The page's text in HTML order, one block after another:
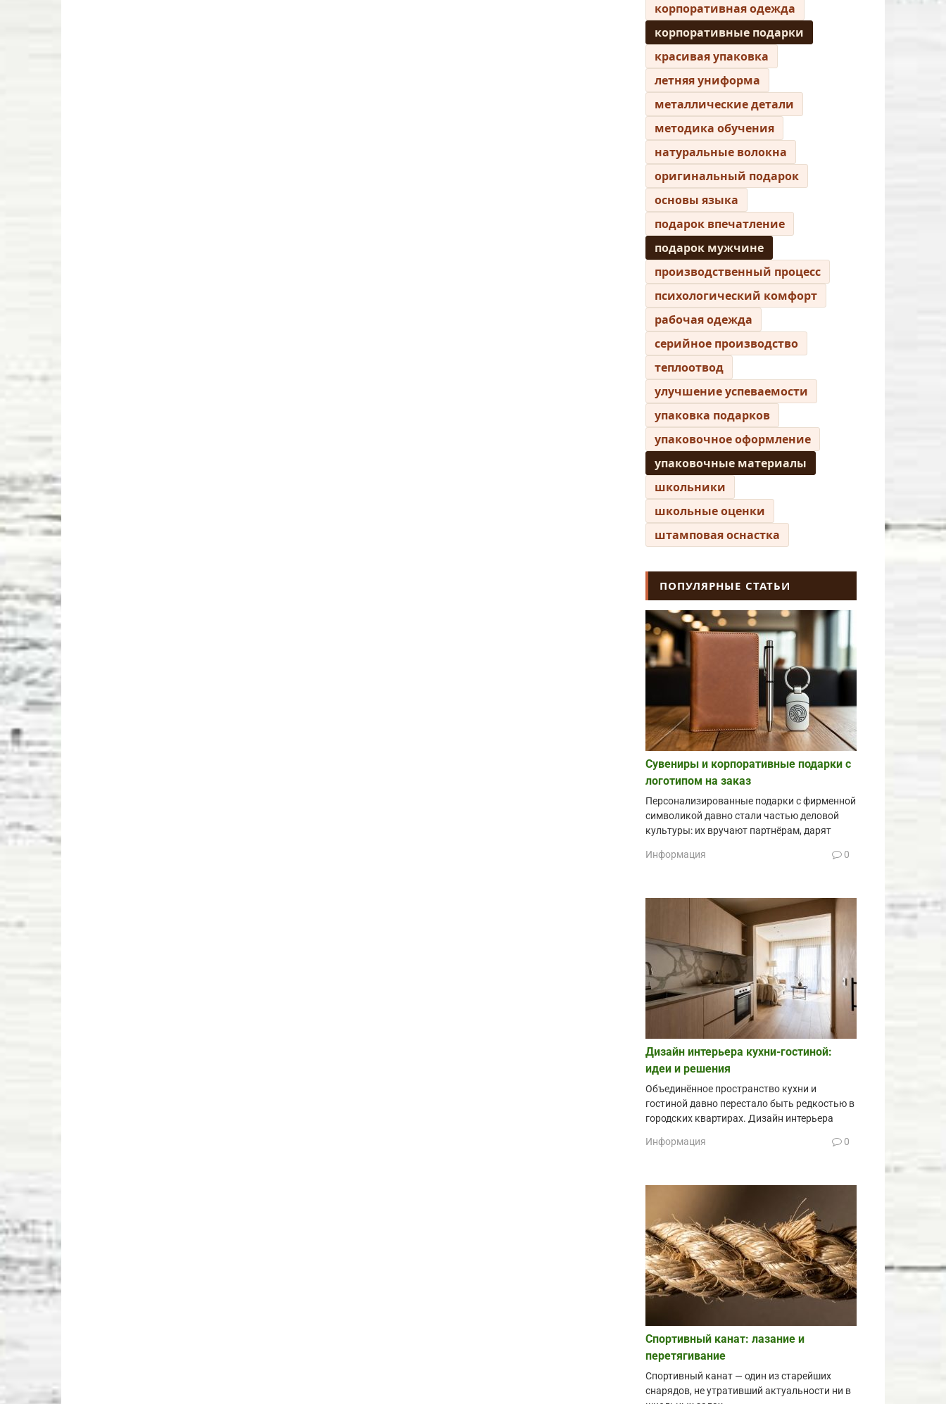
корпоративная одежда
корпоративные подарки
красивая упаковка
летняя униформа
металлические детали
методика обучения
натуральные волокна
оригинальный подарок
основы языка
подарок впечатление
подарок мужчине
производственный процесс
психологический комфорт
рабочая одежда
серийное производство
теплоотвод
улучшение успеваемости
упаковка подарков
упаковочное оформление
упаковочные материалы
школьники
школьные оценки
штамповая оснастка
ПОПУЛЯРНЫЕ СТАТЬИ
Сувениры и корпоративные подарки с
логотипом на заказ
Персонализированные подарки с фирменной
символикой давно стали частью деловой
культуры: их вручают партнёрам, дарят
Информация 0
Дизайн интерьера кухни-гостиной:
идеи и решения
Объединённое пространство кухни и
гостиной давно перестало быть редкостью в
городских квартирах. Дизайн интерьера
Информация 0
Спортивный канат: лазание и
перетягивание
Спортивный канат — один из старейших
снарядов, не утративший актуальности ни в